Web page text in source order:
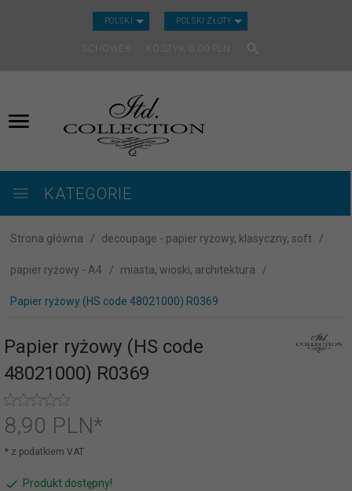
POLSKI CURRENCY_H
POLSKI ZŁOTY
SCHOWEK KOSZYK
KATEGORIE
Strona główna decoupage - papier ryżowy, klasyczny, soft
papier ryżowy - A4 miasta, wioski, architektura
Papier ryżowy (HS code 48021000) R0369
Papier ryżowy (HS code
48021000) R0369
8,90 PLN*
* z podatkiem VAT
Produkt dostępny!